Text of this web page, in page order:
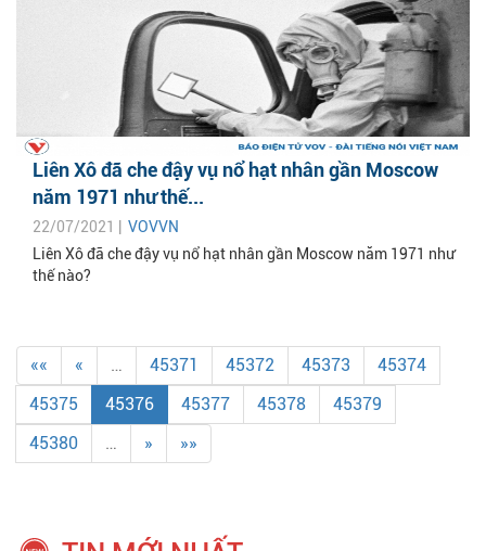
Liên Xô đã che đậy vụ nổ hạt nhân gần Moscow
năm 1971 như thế...
22/07/2021 | VOVVN
Liên Xô đã che đậy vụ nổ hạt nhân gần Moscow năm 1971 như
thế nào?
«« « … 45371 45372 45373
45374
45375
45376 45377 45378
45379
45380
… » »»